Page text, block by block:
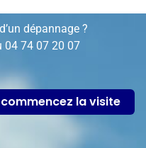
dépannage ?
04 74 07 20 07
commencez la visite